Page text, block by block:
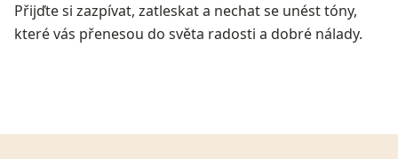
Přijďte si zazpívat, zatleskat a nechat se unést tóny,
které vás přenesou do světa radosti a dobré nálady.